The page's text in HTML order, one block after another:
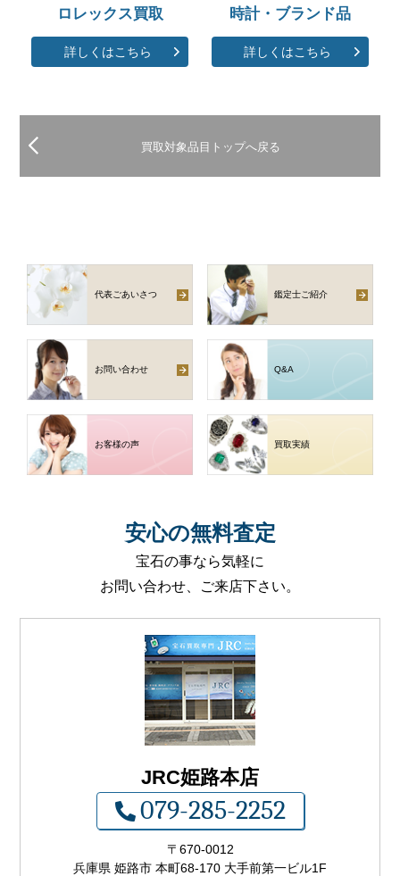
ロレックス買取
詳しくはこちら
時計・ブランド品
詳しくはこちら
買取対象品目トップへ戻る
代表ごあいさつ 鑑定士ご紹介
お問い合わせ Q&A
お客様の声 買取実績
安心の無料査定
宝石の事なら気軽に
お問い合わせ、ご来店下さい。
JRC姫路本店
079-285-2252
〒 670-0012
兵庫県 姫路市 本町68-170 大手前第一ビル1F